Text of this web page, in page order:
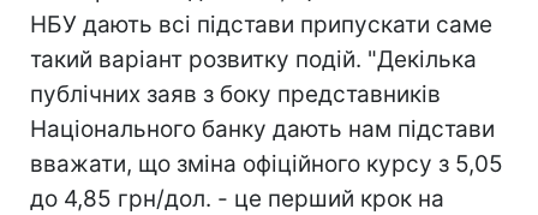
НБУ дають всі підстави припускати саме
такий варіант розвитку подій. "Декілька
публічних заяв з боку представників
Національного банку дають нам підстави
вважати, що зміна офіційного курсу з 5,05
до 4,85 грн/дол. - це перший крок на